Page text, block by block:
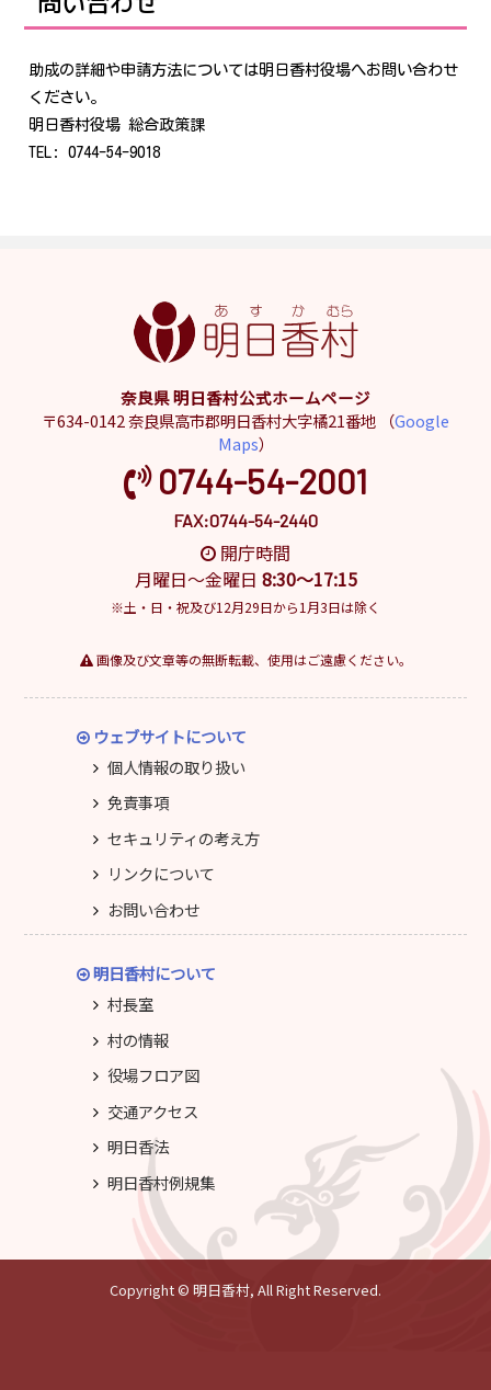
助成の詳細や申請方法については明日香村役場へお問い合わせ
ください。
明日香村役場 総合政策課
TEL: 0744-54-9018
奈良県 明日香村公式ホームページ
〒634-0142 奈良県高市郡明日香村大字橘21番地 （Google
Maps）
0744-54-2001
FAX:0744-54-2440
開庁時間
月曜日～金曜日 8:30～17:15
※土・日・祝及び12月29日から1月3日は除く
画像及び文章等の無断転載、使用はご遠慮ください。
ウェブサイトについて
個人情報の取り扱い
免責事項
セキュリティの考え方
リンクについて
お問い合わせ
明日香村について
村長室
村の情報
役場フロア図
交通アクセス
明日香法
明日香村例規集
Copyright © 明日香村, All Right Reserved.